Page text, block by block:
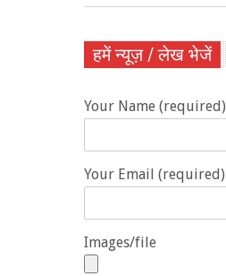
हमें न्यूज़ / लेख भेजें
Your Name (required)
Your Email (required)
Images/file